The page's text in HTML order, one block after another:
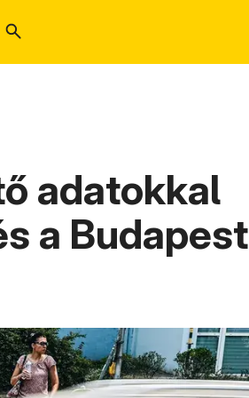
adatokkal
a Budapest